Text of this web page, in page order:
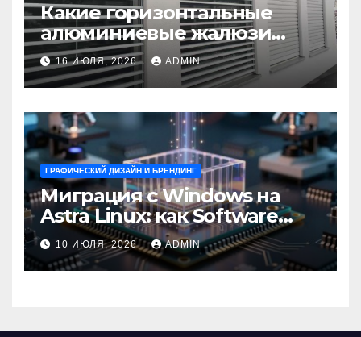
Какие горизонтальные
алюминиевые жалюзи
выбрать для окон?
16 ИЮЛЯ, 2026 ADMIN
ГРАФИЧЕСКИЙ ДИЗАЙН И БРЕНДИНГ
Миграция с Windows на
Astra Linux: как Software
Group успешно перешла на
отечественную ОС
10 ИЮЛЯ, 2026 ADMIN